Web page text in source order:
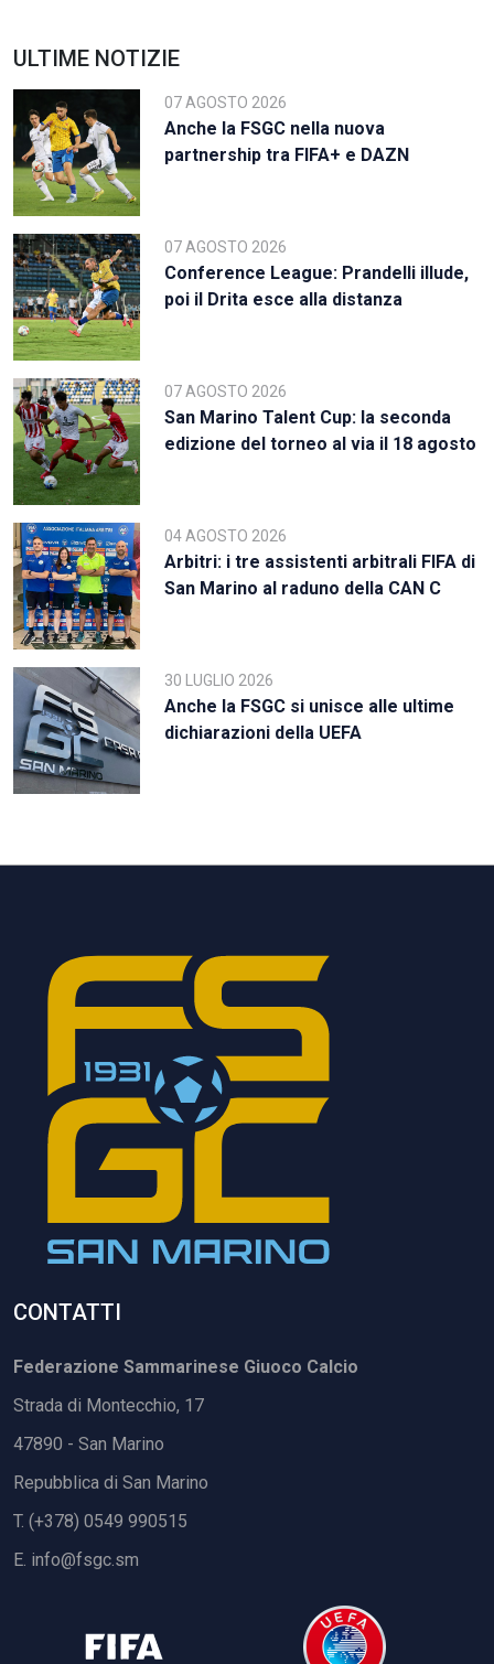
ULTIME NOTIZIE
07 AGOSTO 2026
Anche la FSGC nella nuova
partnership tra FIFA+ e DAZN
07 AGOSTO 2026
Conference League: Prandelli illude,
poi il Drita esce alla distanza
07 AGOSTO 2026
San Marino Talent Cup: la seconda
edizione del torneo al via il 18 agosto
04 AGOSTO 2026
Arbitri: i tre assistenti arbitrali FIFA di
San Marino al raduno della CAN C
30 LUGLIO 2026
Anche la FSGC si unisce alle ultime
dichiarazioni della UEFA
CONTATTI
Federazione Sammarinese Giuoco Calcio
Strada di Montecchio, 17
47890 - San Marino
Repubblica di San Marino
T. (+378) 0549 990515
E. info@fsgc.sm